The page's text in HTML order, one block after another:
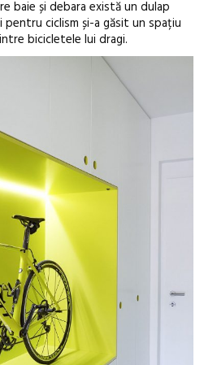
baie și debara există un dulap
ciclism și-a găsit un spațiu
bicicletele lui dragi.